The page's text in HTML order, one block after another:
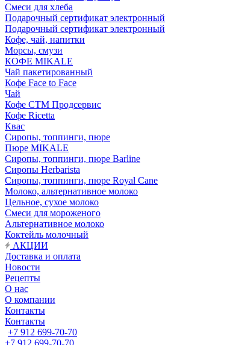
Смеси для хлеба
Подарочный сертификат электронный
Подарочный сертификат электронный
Кофе, чай, напитки
Морсы, смузи
КОФЕ MIKALE
Чай пакетированный
Кофе Face to Face
Чай
Кофе СТМ Продсервис
Кофе Ricetta
Квас
Сиропы, топпинги, пюре
Пюре MIKALE
Сиропы, топпинги, пюре Barline
Сиропы Herbarista
Сиропы, топпинги, пюре Royal Cane
Молоко, альтернативное молоко
Цельное, сухое молоко
Смеси для мороженого
Альтернативное молоко
Коктейль молочный
АКЦИИ
Доставка и оплата
Новости
Рецепты
О нас
О компании
Контакты
Контакты
+7 912 699-70-70
+7 912 699-70-70